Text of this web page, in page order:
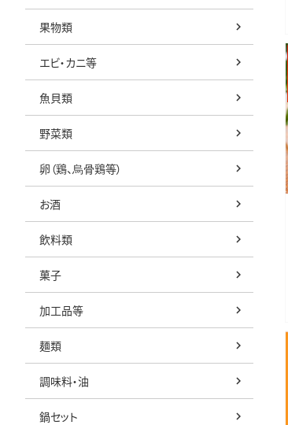
果物類
エビ・カニ等
魚貝類
野菜類
卵（鶏、烏骨鶏等）
お酒
飲料類
菓子
加工品等
麺類
調味料・油
鍋セット